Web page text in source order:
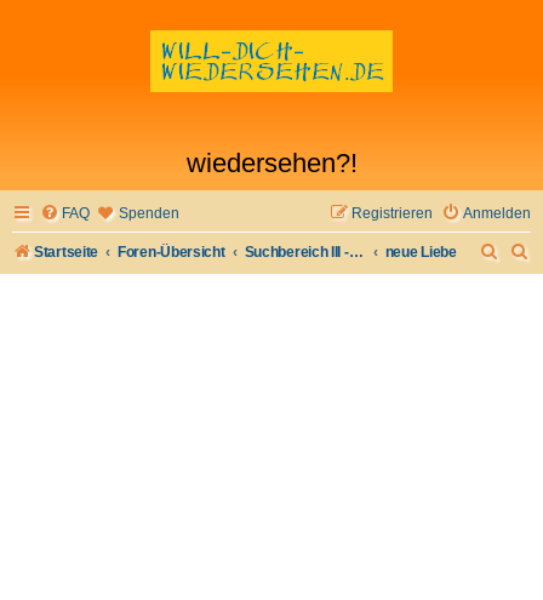
wiedersehen?!
FAQ Spenden Anmelden
Registrieren
Startseite Foren-Übersicht Suchbereich III - Bekanntschaften machen neue Liebe